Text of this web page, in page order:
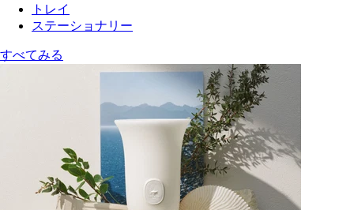
トレイ
ステーショナリー
すべてみる